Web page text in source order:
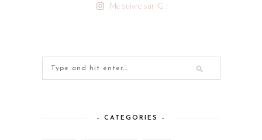
Me suivre sur IG !
– CATEGORIES –